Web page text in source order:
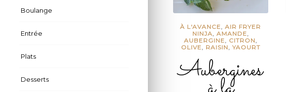
Boulange
Entrée
Plats
Desserts
À L'AVANCE,AIR FRYER
NINJA, AMANDE,
AUBERGINE, CITRON,
OLIVE, RAISIN,YAOURT
Aubergines